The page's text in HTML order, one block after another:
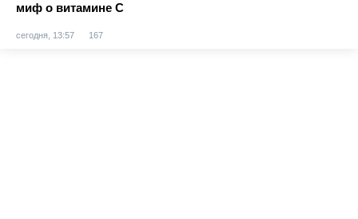
миф о витамине С
сегодня, 13:57 167